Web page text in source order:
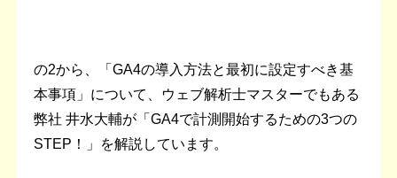
の2から、「GA4の導入方法と最初に設定すべき基
本事項」について、ウェブ解析士マスターでもある
弊社 井水大輔が「GA4で計測開始するための3つの
STEP！」を解説しています。